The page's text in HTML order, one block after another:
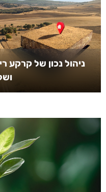
ניהול נכון של קרקע